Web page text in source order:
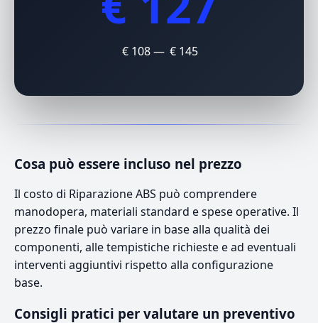
€ 108 — € 145
Cosa può essere incluso nel prezzo
Il costo di Riparazione ABS può comprendere
manodopera, materiali standard e spese operative. Il
prezzo finale può variare in base alla qualità dei
componenti, alle tempistiche richieste e ad eventuali
interventi aggiuntivi rispetto alla configurazione
base.
Consigli pratici per valutare un preventivo